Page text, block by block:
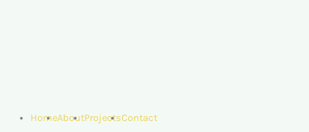
HomeAboutProjectsContact